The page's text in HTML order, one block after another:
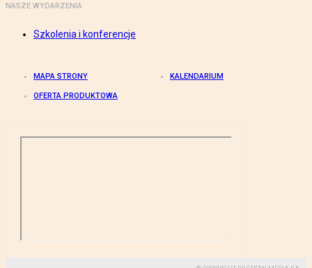
NASZE WYDARZENIA
Szkolenia i konferencje
MAPA STRONY KALENDARIUM
OFERTA PRODUKTOWA